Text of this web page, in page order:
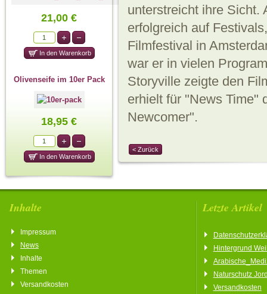
21,00 €
Olivenseife im 10er Pack
18,95 €
unterstreicht ihre Sicht.
erfolgreich auf
Filmfestival in
war er in vielen
Storyville zeigte den
erhielt für "News Time"
Newcomer".
< Zurück
Inhalte
Impressum
News
Inhalte
Themen
Versandkosten
Letzte Artikel
Hintergrund
Naturschutz
Versandkosten